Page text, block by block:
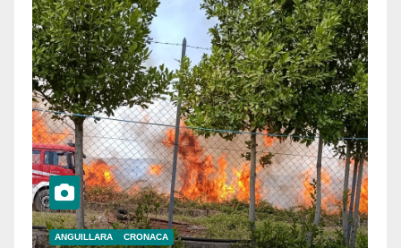
ANGUILLARA CRONACA